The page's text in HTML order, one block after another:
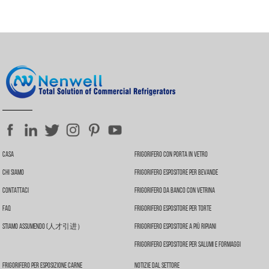
Casa
Chi Siamo
Contattaci
FAQ
Stiamo Assumendo (人才引进）
Frigorifero Con Porta In Vetro
Frigorifero Espositore Per Bevande
Frigorifero Da Banco Con Vetrina
Frigorifero Espositore Per Torte
Frigorifero Espositore A Più Ripiani
Frigorifero Espositore Per Salumi E Formaggi
Frigorifero Per Esposizione Carne Notizie Dal Settore